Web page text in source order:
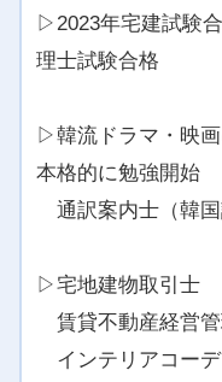
▷2023年宅建試験
理士試験合格
▷韓流ドラマ・映
本格的に勉強開始
通訳案内士（韓国
▷宅地建物取引士
賃貸不動産経営
インテリアコー